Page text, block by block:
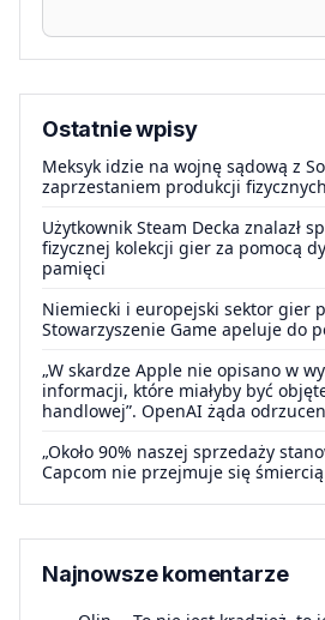
Ostatnie wpisy
Meksyk idzie na wojnę sądową z
zaprzestaniem produkcji
Użytkownik Steam Decka znalazł
fizycznej kolekcji gier za pomocą
pamięci
Niemiecki i europejski sektor gier
Stowarzyszenie Game apeluje do
„W skardze Apple nie opisano w
informacji, które miałyby być
handlowej”. OpenAI żąda
„Około 90% naszej sprzedaży
Capcom nie przejmuje się
Najnowsze komentarze